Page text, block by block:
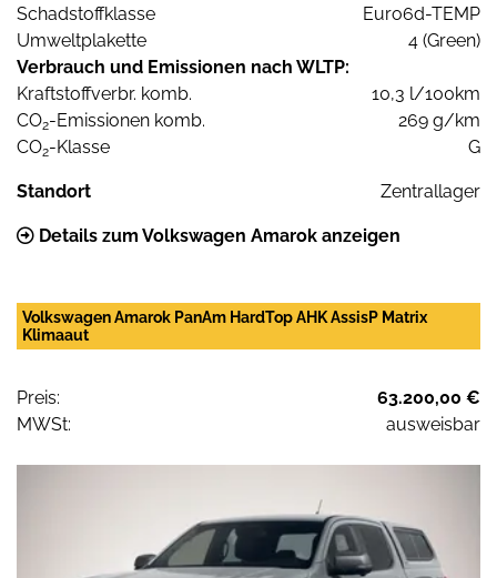
Schadstoffklasse
Euro6d-TEMP
Umweltplakette
4 (Green)
Verbrauch und Emissionen nach WLTP:
Kraftstoffverbr. komb.
10,3 l/100km
CO2-Emissionen komb.
269 g/km
CO2-Klasse G
Standort Zentrallager
Details zum Volkswagen Amarok anzeigen
Volkswagen Amarok PanAm HardTop AHK AssisP Matrix
Klimaaut
Preis:
63.200,00 €
MWSt:
ausweisbar